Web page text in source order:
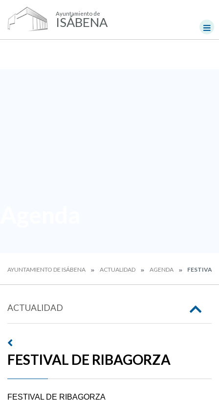
Ayuntamiento de
ISÁBENA
AYUNTAMIENTO DE ISÁBENA ACTUALIDAD AGENDA FESTIVAL
ACTUALIDAD
FESTIVAL DE RIBAGORZA
FESTIVAL DE RIBAGORZA